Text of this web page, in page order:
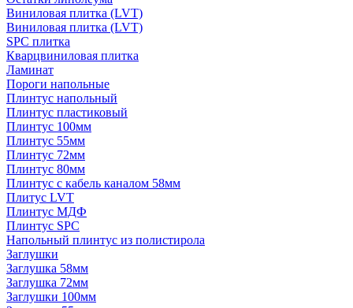
Виниловая плитка (LVT)
Виниловая плитка (LVT)
SPC плитка
Кварцвиниловая плитка
Ламинат
Пороги напольные
Плинтус напольный
Плинтус пластиковый
Плинтус 100мм
Плинтус 55мм
Плинтус 72мм
Плинтус 80мм
Плинтус с кабель каналом 58мм
Плитус LVT
Плинтус МДФ
Плинтус SPC
Напольный плинтус из полистирола
Заглушки
Заглушка 58мм
Заглушка 72мм
Заглушки 100мм